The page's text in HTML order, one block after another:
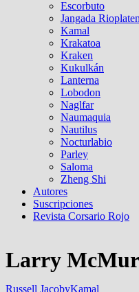
Escorbuto
Jangada
Kamal
Krakatoa
Kraken
Kukulkán
Lanterna
Lobodon
Naglfar
Naumaquia
Nautilus
Nocturlabio
Parley
Saloma
Zheng Shi
Autores
Suscripciones
Revista Corsario Rojo
Larry
Russell JacobyKamal